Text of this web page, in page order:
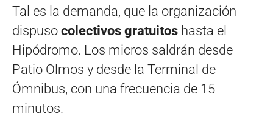
Tal es la demanda, que la organización
dispuso colectivos gratuitos hasta el
Hipódromo. Los micros saldrán desde
Patio Olmos y desde la Terminal de
Ómnibus, con una frecuencia de 15
minutos.